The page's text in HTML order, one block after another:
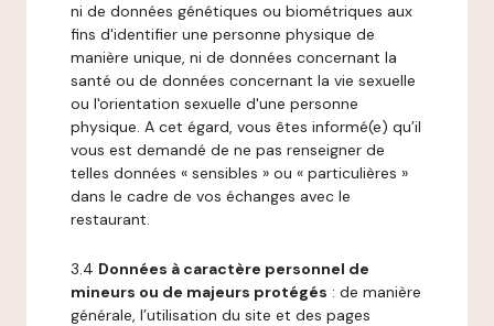
ni de données génétiques ou biométriques aux
fins d'identifier une personne physique de
manière unique, ni de données concernant la
santé ou de données concernant la vie sexuelle
ou l'orientation sexuelle d'une personne
physique. A cet égard, vous êtes informé(e) qu’il
vous est demandé de ne pas renseigner de
telles données « sensibles » ou « particulières »
dans le cadre de vos échanges avec le
restaurant.
3.4 Données à caractère personnel de
mineurs ou de majeurs protégés : de manière
générale, l’utilisation du site et des pages